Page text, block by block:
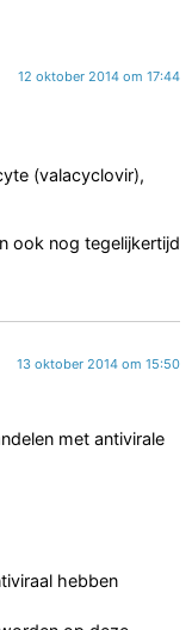
12 oktober 2014 om 17:44
(valacyclovir),
ook nog tegelijkertijd
13 oktober 2014 om 15:50
met antivirale
hebben